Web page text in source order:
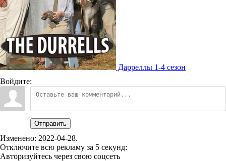
Дарреллы 1-4 сезон
Войдите:
Отправить
Изменено: 2022-04-28.
Отключите всю рекламу за 5 секунд:
Авторизуйтесь через свою соцсеть